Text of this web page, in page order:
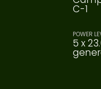
C-1
POWER
5 x